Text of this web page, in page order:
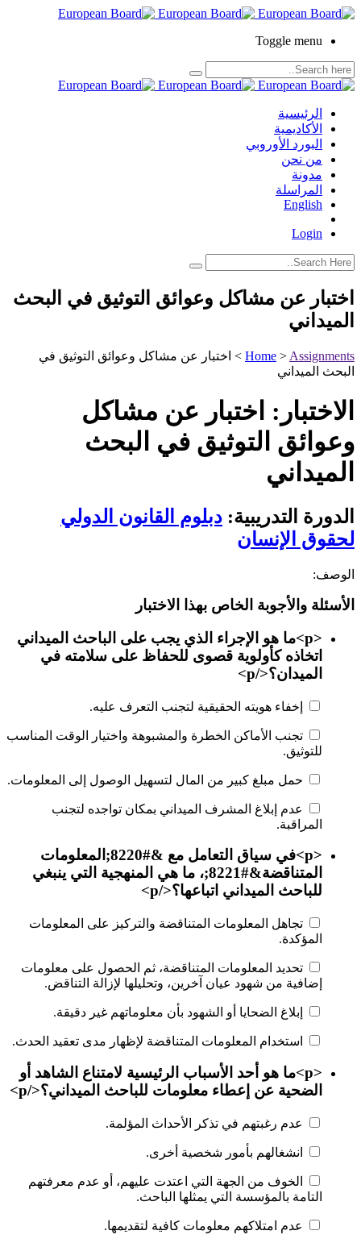
Toggle menu
الرئيسية
الأكاديمية
البورد الأوروبي
من نحن
مدونة
المراسلة
English
Login
اختبار عن مشاكل وعوائق التوثيق في البحث
الميداني
Home > Assignments
> اختبار عن مشاكل وعوائق التوثيق في
البحث الميداني
الاختبار: اختبار عن مشاكل
وعوائق التوثيق في البحث
الميداني
الدورة التدريبية: دبلوم القانون الدولي
لحقوق الإنسان
الوصف:
الأسئلة والأجوبة الخاص بهذا الاختبار
<p>ما هو الإجراء الذي يجب على الباحث الميداني
اتخاذه كأولوية قصوى للحفاظ على سلامته في
الميدان؟</p>
إخفاء هويته الحقيقية لتجنب التعرف عليه.
تجنب الأماكن الخطرة والمشبوهة واختيار الوقت المناسب
للتوثيق.
حمل مبلغ كبير من المال لتسهيل الوصول إلى المعلومات.
عدم إبلاغ المشرف الميداني بمكان تواجده لتجنب
المراقبة.
<p>في سياق التعامل مع &#8220;المعلومات
المتناقضة&#8221;، ما هي المنهجية التي ينبغي
للباحث الميداني اتباعها؟</p>
تجاهل المعلومات المتناقضة والتركيز على المعلومات
المؤكدة.
تحديد المعلومات المتناقضة، ثم الحصول على معلومات
إضافية من شهود عيان آخرين، وتحليلها لإزالة التناقض.
إبلاغ الضحايا أو الشهود بأن معلوماتهم غير دقيقة.
استخدام المعلومات المتناقضة لإظهار مدى تعقيد الحدث.
<p>ما هو أحد الأسباب الرئيسية لامتناع الشاهد أو
الضحية عن إعطاء معلومات للباحث الميداني؟</p>
عدم رغبتهم في تذكر الأحداث المؤلمة.
انشغالهم بأمور شخصية أخرى.
الخوف من الجهة التي اعتدت عليهم، أو عدم معرفتهم
التامة بالمؤسسة التي يمثلها الباحث.
عدم امتلاكهم معلومات كافية لتقديمها.